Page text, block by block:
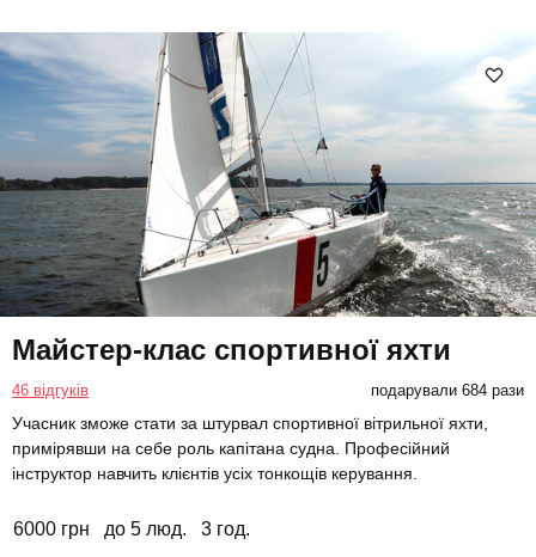
Майстер-клас спортивної яхти
46 відгуків подарували 684 рази
Учасник зможе стати за штурвал спортивної вітрильної яхти,
примірявши на себе роль капітана судна. Професійний
інструктор навчить клієнтів усіх тонкощів керування.
6000 грн до 5 люд. 3 год.